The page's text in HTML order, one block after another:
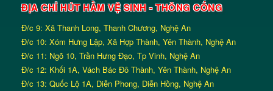
ĐỊA CHỈ HÚT HẦM VỆ SINH - THÔNG CỐNG
Đ/c 9: Xã Thanh Long, Thanh Chương, Nghệ An
Đ/c 10: Xóm Hưng Lập, Xã Hợp Thành, Yên Thành, Nghệ An
Đ/c 11: Ngõ 10, Trần Hưng Đạo, Tp Vinh, Nghệ An
Đ/c 12: Khối 1A, Vách Bác Đô Thành, Yên Thành, Nghệ An
Đ/c 13: Quốc Lộ 1A, Diễn Phong, Diễn Hồng, Nghệ An